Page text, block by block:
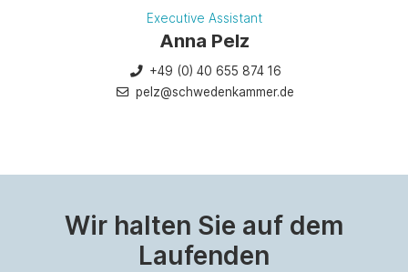
Executive Assistant
Anna Pelz
+49 (0) 40 655 874 16
pelz@schwedenkammer.de
Wir halten Sie auf dem
Laufenden